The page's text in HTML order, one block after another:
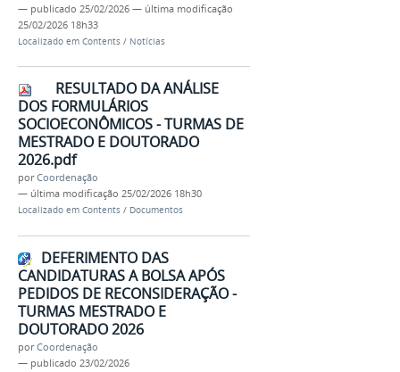
— publicado 25/02/2026 — última modificação
25/02/2026 18h33
Localizado em Contents / Notícias
RESULTADO DA ANÁLISE
DOS FORMULÁRIOS
SOCIOECONÔMICOS - TURMAS DE
MESTRADO E DOUTORADO
2026.pdf
porCoordenação
— última modificação 25/02/2026 18h30
Localizado em Contents / Documentos
DEFERIMENTO DAS
CANDIDATURAS A BOLSA APÓS
PEDIDOS DE RECONSIDERAÇÃO -
TURMAS MESTRADO E
DOUTORADO 2026
porCoordenação
— publicado 23/02/2026